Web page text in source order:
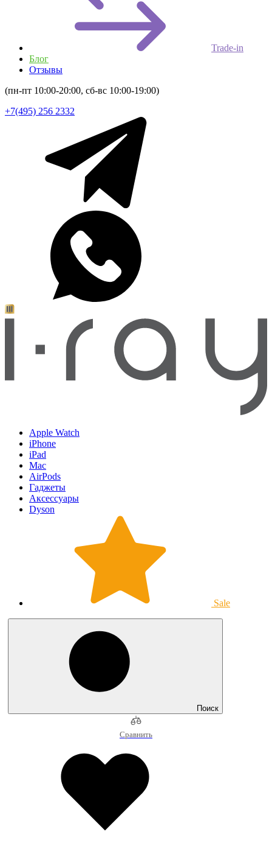
Trade-in
Блог
Отзывы
(пн-пт 10:00-20:00, сб-вс 10:00-19:00)
+7(495) 256 2332
Apple Watch
iPhone
iPad
Mac
AirPods
Гаджеты
Аксессуары
Dyson
Sale
Поиск
Сравнить